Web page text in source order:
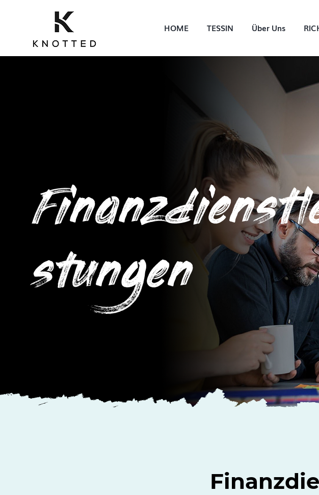
HOME TESSIN Über Uns
stungen